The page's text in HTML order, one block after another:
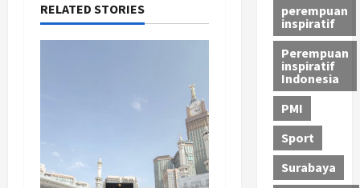
RELATED STORIES
perempuan
inspiratif
Perempuan
inspiratif
Indonesia
PMI
Sport
Surabaya